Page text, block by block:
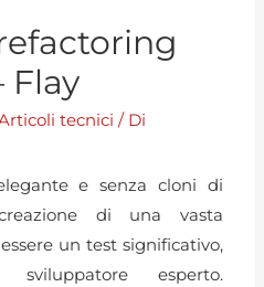
Flay
tecnici / Di
e senza cloni di
di una vasta
un test significativo,
esperto.